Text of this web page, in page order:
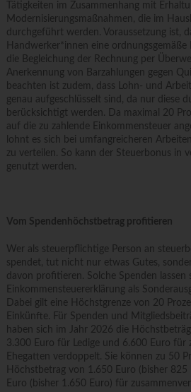
Tätigkeiten im Zusammenhang mit
Modernisierungsmaßnahmen, die im
durchgeführt werden. Voraussetzung ist,
Handwerker*innen eine ordnungsgemäße
die Begleichung der Rechnung per
Anerkennung von Barzahlungen gegen
beachten ist zudem, dass Lohn- und
genau aufgeschlüsselt sind, da nur diese
berücksichtigt werden. Da maximal 20
auf die zu zahlende Einkommensteuer
lohnt es sich bei umfangreicheren
zu verteilen. So kann der Steuerbonus in
genutzt werden.
Vom Spendenhöchstbetrag profitieren
Wer als steuerpflichtige Person an
spendet, tut nicht nur etwas Gutes,
davon profitieren. Solche Spenden lassen
Einkommensteuererklärung als
Dabei gilt eine Höchstgrenze von 20
Einkünfte. Für Spenden und
haben sich im Jahr 2026 die
3.300 Euro für Ledige und 6.600 Euro für
Ehegatten verdoppelt. Sie können zu 50
Höchstbetrag von 1.650 Euro (bisher 825
Euro (bisher 1.650 Euro) für